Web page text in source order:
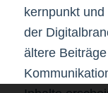
kernpunkt
der
ältere